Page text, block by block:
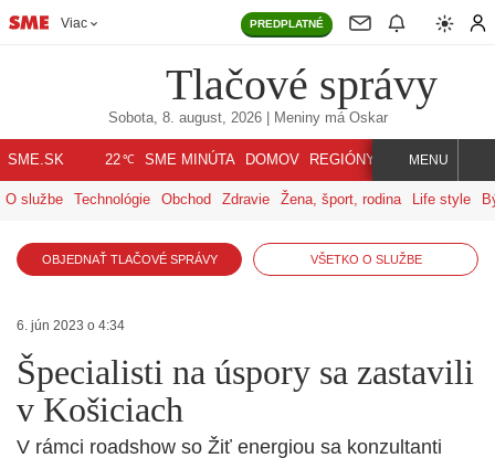
Viac PREDPLATNÉ
Tlačové správy
Sobota, 8. august, 2026| Meniny má Oskar
SME.SK 22℃ SME MINÚTA DOMOV REGIÓNY INDEX SVET
MENU
O službe Technológie Obchod Zdravie Žena, šport, rodina Life style
OBJEDNAŤ TLAČOVÉ SPRÁVY VŠETKO O SLUŽBE
6. jún 2023 o 4:34
Špecialisti na úspory sa zastavili
v Košiciach
V rámci roadshow so Žiť energiou sa konzultanti